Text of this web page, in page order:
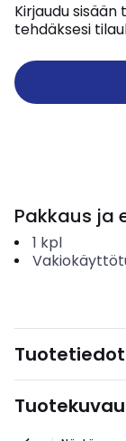
Kirjaudu
tehdäksesi
Pakkaus ja
1 kpl
Tuotetiedot